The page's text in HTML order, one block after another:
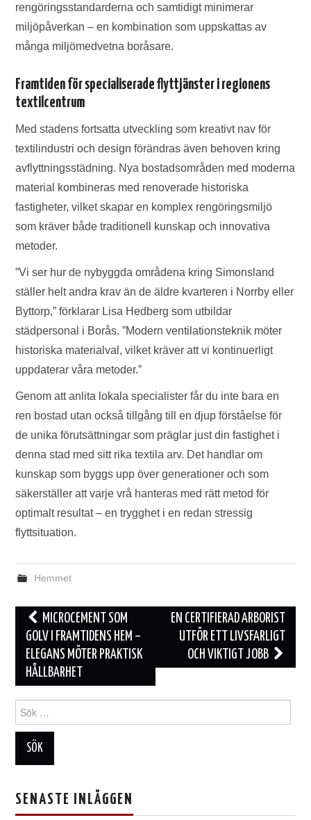
rengöringsstandarderna och samtidigt minimerar
miljöpåverkan – en kombination som uppskattas av
många miljömedvetna boråsare.
Framtiden för specialiserade flyttjänster i regionens
textilcentrum
Med stadens fortsatta utveckling som kreativt nav för
textilindustri och design förändras även behoven kring
avflyttningsstädning. Nya bostadsområden med moderna
material kombineras med renoverade historiska
fastigheter, vilket skapar en komplex rengöringsmiljö
som kräver både traditionell kunskap och innovativa
metoder.
”Vi ser hur de nybyggda områdena kring Simonsland
ställer helt andra krav än de äldre kvarteren i Norrby eller
Byttorp,” förklarar Lisa Hedberg som utbildar
städpersonal i Borås. ”Modern ventilationsteknik möter
historiska materialval, vilket kräver att vi kontinuerligt
uppdaterar våra metoder.”
Genom att anlita lokala specialister får du inte bara en
ren bostad utan också tillgång till en djup förståelse för
de unika förutsättningar som präglar just din fastighet i
denna stad med sitt rika textila arv. Det handlar om
kunskap som byggs upp över generationer och som
säkerställer att varje vrå hanteras med rätt metod för
optimalt resultat – en trygghet i en redan stressig
flyttsituation.
Hemmet
Inläggsnavigering
MICROCEMENT SOM
GOLV I FRAMTIDENS HEM –
ELEGANS MÖTER PRAKTISK
HÅLLBARHET
EN CERTIFIERAD ARBORIST
UTFÖR ETT LIVSFARLIGT
OCH VIKTIGT JOBB
efter:
SENASTE INLÄGGEN